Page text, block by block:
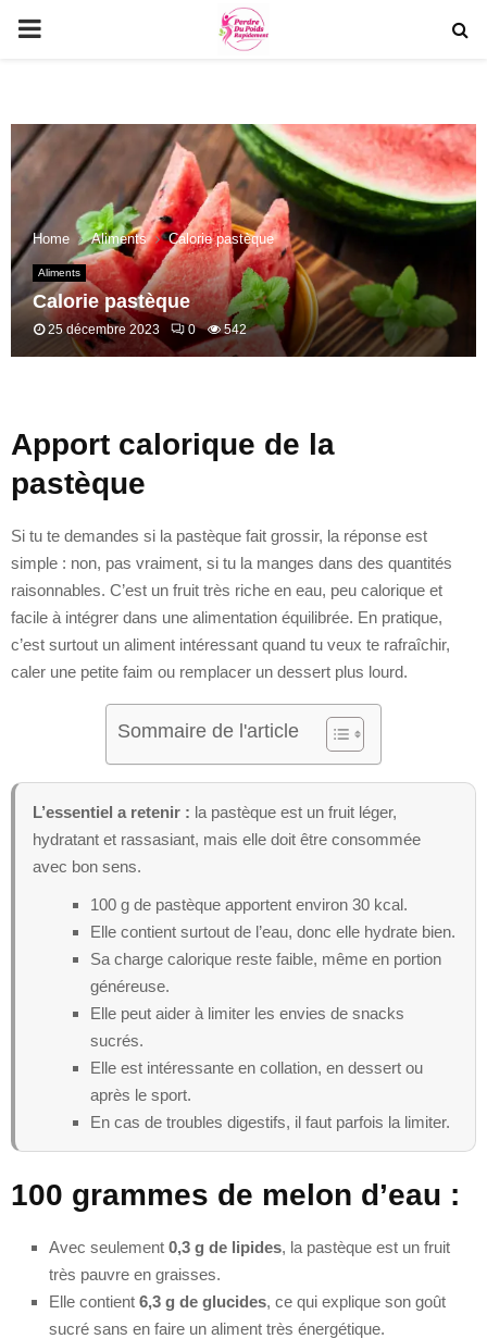
PRIMARY
Home Aliments Calorie pastèque
Aliments
Calorie pastèque
25 décembre 2023 0 542
Apport calorique de la
pastèque
Si tu te demandes si la pastèque fait grossir, la réponse est
simple : non, pas vraiment, si tu la manges dans des quantités
raisonnables. C’est un fruit très riche en eau, peu calorique et
facile à intégrer dans une alimentation équilibrée. En pratique,
c’est surtout un aliment intéressant quand tu veux te rafraîchir,
caler une petite faim ou remplacer un dessert plus lourd.
Sommaire de l'article
L’essentiel a retenir : la pastèque est un fruit léger,
hydratant et rassasiant, mais elle doit être consommée
avec bon sens.
100 g de pastèque apportent environ 30 kcal.
Elle contient surtout de l’eau, donc elle hydrate bien.
Sa charge calorique reste faible, même en portion
généreuse.
Elle peut aider à limiter les envies de snacks
sucrés.
Elle est intéressante en collation, en dessert ou
après le sport.
En cas de troubles digestifs, il faut parfois la limiter.
100 grammes de melon d’eau :
Avec seulement 0,3 g de lipides, la pastèque est un fruit
très pauvre en graisses.
Elle contient 6,3 g de glucides, ce qui explique son goût
sucré sans en faire un aliment très énergétique.